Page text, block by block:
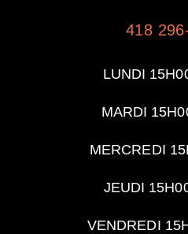
418
LUNDI
MARDI
MERCREDI
JEUDI
VENDREDI